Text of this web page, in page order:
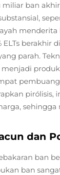
ban
berakhir
parah.
pirólisis,
dan
ban
ban